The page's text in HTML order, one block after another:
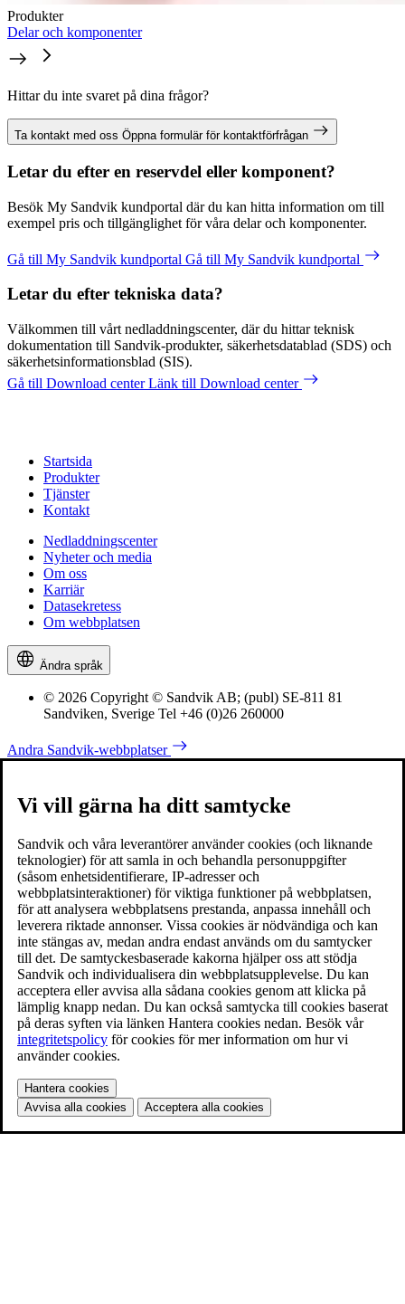
Produkter
Delar och komponenter
Hittar du inte svaret på dina frågor?
Ta kontakt med oss Öppna formulär för kontaktförfrågan
Letar du efter en reservdel eller komponent?
Besök My Sandvik kundportal där du kan hitta information om till
exempel pris och tillgänglighet för våra delar och komponenter.
Gå till My Sandvik kundportal Gå till My Sandvik kundportal
Letar du efter tekniska data?
Välkommen till vårt nedladdningscenter, där du hittar teknisk
dokumentation till Sandvik-produkter, säkerhetsdatablad (SDS) och
säkerhetsinformationsblad (SIS).
Gå till Download centerLänk till Download center
Startsida
Produkter
Tjänster
Kontakt
Nedladdningscenter
Nyheter och media
Om oss
Karriär
Datasekretess
Om webbplatsen
Ändra språk
© 2026 Copyright © Sandvik AB; (publ) SE-811 81
Sandviken, Sverige Tel +46 (0)26 260000
Andra Sandvik-webbplatser
Vi vill gärna ha ditt samtycke
Sandvik och våra leverantörer använder cookies (och liknande
teknologier) för att samla in och behandla personuppgifter
(såsom enhetsidentifierare, IP-adresser och
webbplatsinteraktioner) för viktiga funktioner på webbplatsen,
för att analysera webbplatsens prestanda, anpassa innehåll och
leverera riktade annonser. Vissa cookies är nödvändiga och kan
inte stängas av, medan andra endast används om du samtycker
till det. De samtyckesbaserade kakorna hjälper oss att stödja
Sandvik och individualisera din webbplatsupplevelse. Du kan
acceptera eller avvisa alla sådana cookies genom att klicka på
lämplig knapp nedan. Du kan också samtycka till cookies baserat
på deras syften via länken Hantera cookies nedan. Besök vår
integritetspolicy för cookies för mer information om hur vi
använder cookies.
Hantera cookies
Avvisa alla cookies
Acceptera alla cookies